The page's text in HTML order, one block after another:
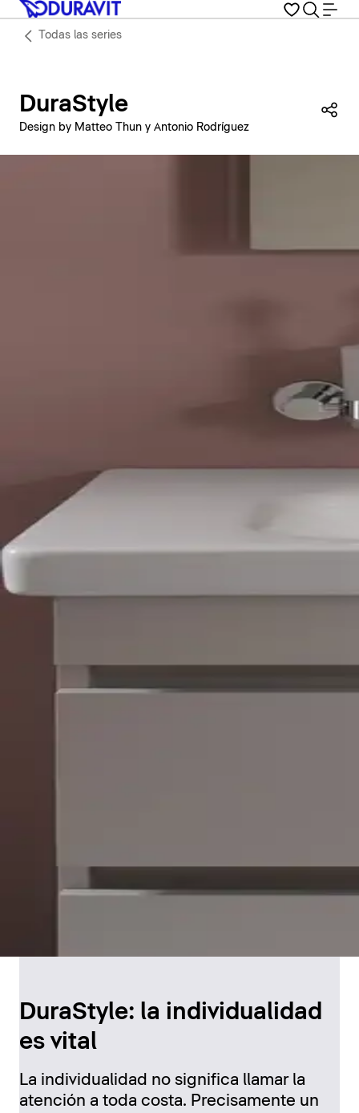
Todas las series
DuraStyle
Design by Matteo Thun y Antonio Rodríguez
DuraStyle: la individualidad
es vital
La individualidad no significa llamar la
atención a toda costa. Precisamente un